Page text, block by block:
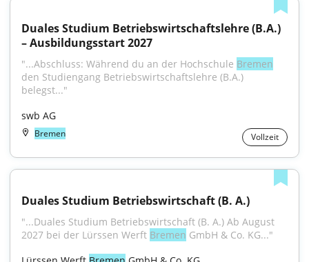
Duales Studium Betriebswirtschaftslehre (B.A.)
– Ausbildungsstart 2027
"...Abschluss: Während du an der Hochschule Bremen
den Studiengang Betriebswirtschaftslehre (B.A.)
belegst..."
swb AG
Bremen Vollzeit
Duales Studium Betriebswirtschaft (B. A.)
"...Duales Studium Betriebswirtschaft (B. A.) Ab August
2027 bei der Lürssen Werft Bremen GmbH & Co. KG..."